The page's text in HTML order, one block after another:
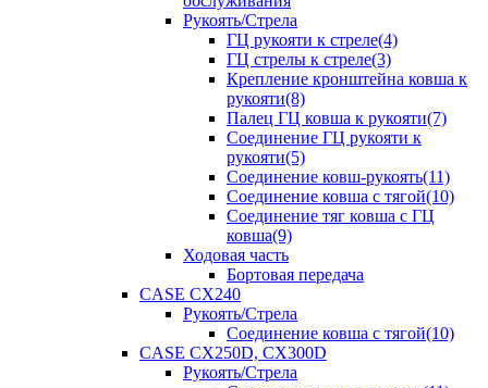
Рукоять/Стрела
ГЦ рукояти к стреле(4)
ГЦ стрелы к стреле(3)
Крепление кронштейна ковша к
рукояти(8)
Палец ГЦ ковша к рукояти(7)
Соединение ГЦ рукояти к
рукояти(5)
Соединение ковш-рукоять(11)
Соединение ковша с тягой(10)
Соединение тяг ковша с ГЦ
ковша(9)
Ходовая часть
Бортовая передача
CASE CX240
Рукоять/Стрела
Соединение ковша с тягой(10)
CASE CX250D, CX300D
Рукоять/Стрела